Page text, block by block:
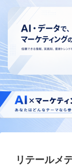
リテールメ